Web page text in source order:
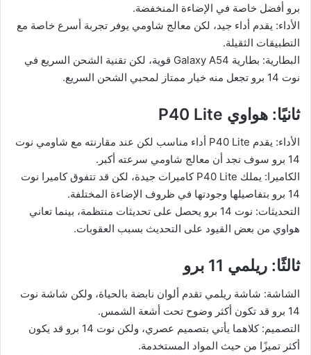
برو أفضل خاصة في الإضاءة المنخفضة.
الأداء: يقدم أداء جيد، لكن معالج شاومي يوفر تجربة أسرع خاصة مع
التطبيقات الثقيلة.
البطارية: بطارية Galaxy A54 قوية، لكن تقنية الشحن السريع في
نوت 14 برو تجعل منه خيار ممتاز لمحبي الشحن السريع.
ثانيًا: هواوي P40 Lite
الأداء: يقدم P40 Lite أداء مناسب لكن عند مقارنته مع شاومي نوت
14 برو سوف نجد أن معالج شاومي سرعته أكبر.
الكاميرا: يملك P40 Lite كاميرات جيدة، لكن قد تتفوق كاميرا نوت
14 برو بتفاصيلها وجودتها في ظروف الإضاءة المختلفة.
التحديثات: نوت 14 برو يحصل على تحديثات منتظمة، بينما تعاني
هواوي من بعض القيود على التحديث بسبب العقوبات.
ثالثًا: ريلمي 11 برو
الشاشة: شاشة ريلمي تقدم ألوان نابضة بالحياة، ولكن شاشة نوت
14 برو قد تكون أكثر وضوح تحت أشعة الشمس.
التصميم: كلاهما يأتي بتصميم عصري، ولكن نوت 14 برو قد يكون
أكثر تميزًا من حيث المواد المستخدمة.